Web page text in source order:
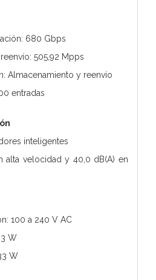
680 Gbps
505,92 Mpps
Almacenamiento y reenvío
entradas
inteligentes
alta velocidad y 40,0 dB(A) en
100 a 240 V AC
W
W